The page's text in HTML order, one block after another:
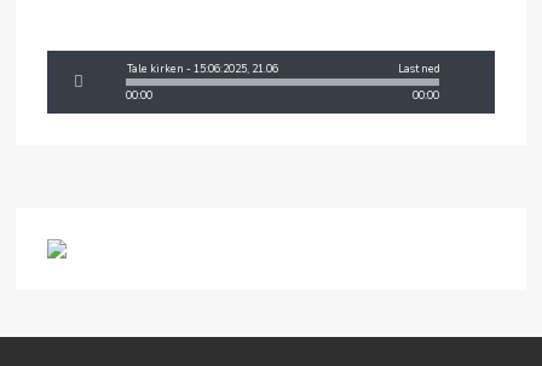
00:00 00:00
Tale kirken - 15:06:2025, 21.06 Last ned